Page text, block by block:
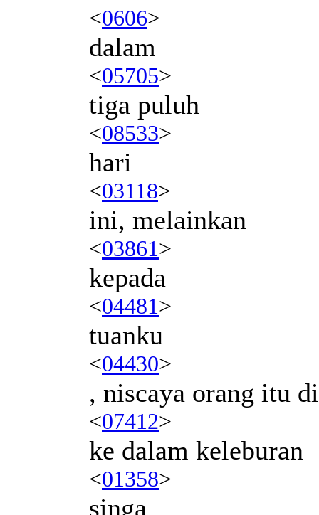
<0606>
dalam
<05705>
tiga puluh
<08533>
hari
<03118>
ini, melainkan
<03861>
kepada
<04481>
tuanku
<04430>
, niscaya orang itu
<07412>
ke dalam keleburan
<01358>
singa